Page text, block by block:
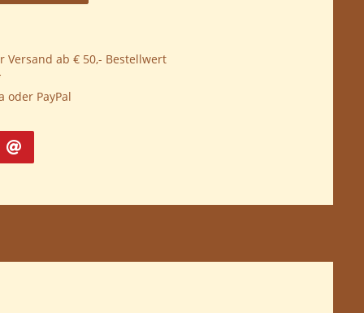
Versand ab € 50,- Bestellwert
oder PayPal